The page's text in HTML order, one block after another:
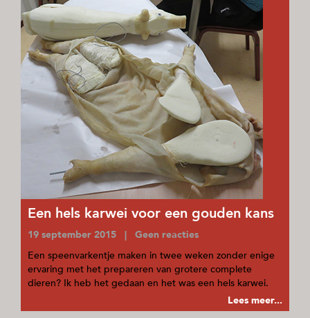
Een hels karwei voor een gouden kans
19 september 2015 | Geen reacties
Een speenvarkentje maken in twee weken zonder enige
ervaring met het prepareren van grotere complete
dieren? Ik heb het gedaan en het was een hels karwei.
Lees meer...